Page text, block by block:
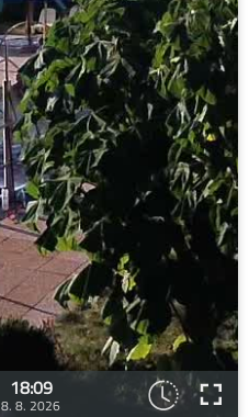
18:09
8. 8. 2026